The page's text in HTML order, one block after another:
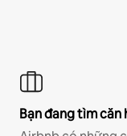
Bạn đang tìm căn